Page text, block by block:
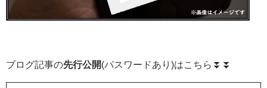
ブログ記事の先行公開(パスワードあり)はこちら⏬⏬